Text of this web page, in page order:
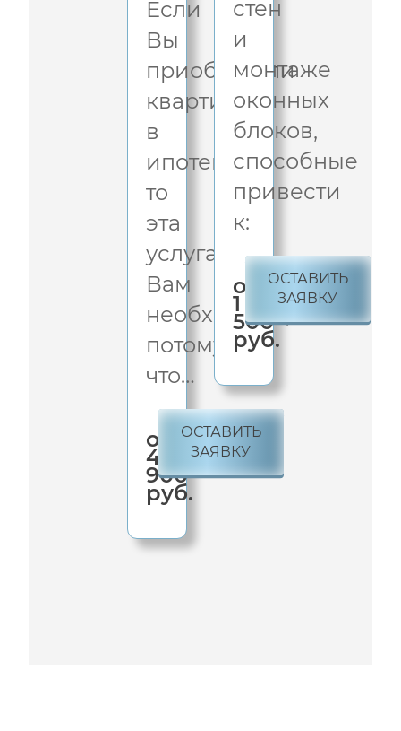
Если
Вы
приобретали
квартиру
в
ипотеку,
то
эта
услуга
Вам
необходима,
потому
что…
от
4
900
руб.
ОСТАВИТЬ
ЗАЯВКУ
стен
и
монтаже
оконных
блоков,
способные
привести
к:
от
1
500
руб.
ОСТАВИТЬ
ЗАЯВКУ